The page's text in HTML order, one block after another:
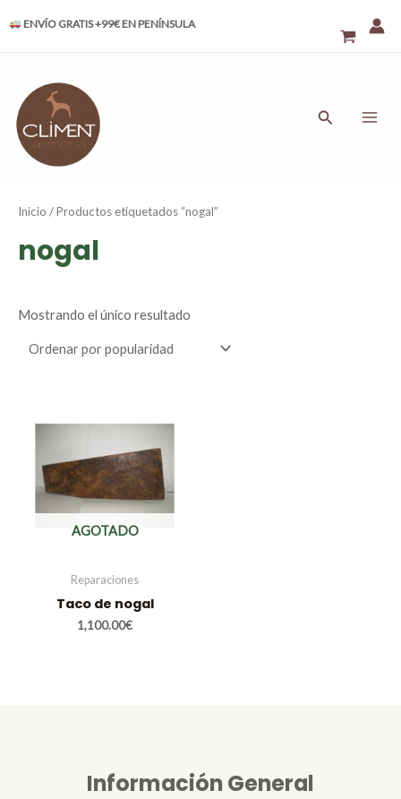
ENVÍO GRATIS +99€ EN PENÍNSULA
Buscar
Inicio / Productos etiquetados “nogal”
nogal
Mostrando el único resultado
AGOTADO
Reparaciones
Taco de nogal
1,100.00€
Información General